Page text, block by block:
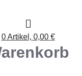
0 Artikel, 0,00 €